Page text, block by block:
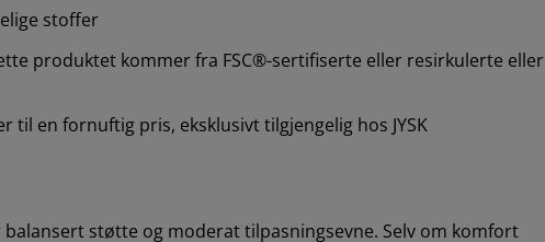
stoffer
produktet kommer fra FSC®-sertifiserte eller resirkulerte eller
til en fornuftig pris, eksklusivt tilgjengelig hos JYSK
støtte og moderat tilpasningsevne. Selv om komfort